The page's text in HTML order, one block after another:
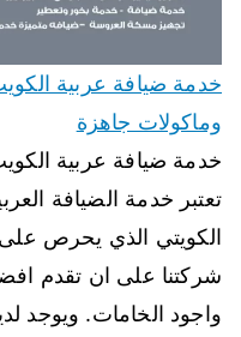
وماكولات جاهزة
خدمة ضيافة عربية
تعتبر خدمة الضيافة
الكويتي الذي يحرص
شركتنا على ان تقدم
واجود الخامات. ويوجد